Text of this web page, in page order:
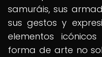
samuráis, sus
sus gestos y
elementos
forma de arte no